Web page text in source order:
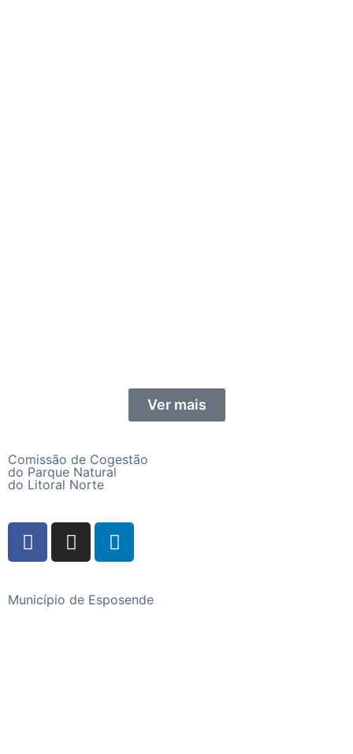
Ver mais
Comissão de Cogestão
do Parque Natural
do Litoral Norte
Município de Esposende